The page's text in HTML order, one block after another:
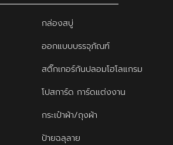
กล่องสบู่
ออกแบบบรรจุภัณฑ์
สติ๊กเกอร์กันปลอมโฮโลแกรม
โปสการ์ด การ์ดแต่งงาน
กระเป๋าผ้า/ถุงผ้า
ป้ายฉลุลาย